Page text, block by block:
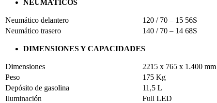
NEUMÁTICOS
Neumático delantero
120 / 70 – 15 56S
Neumático trasero
140 / 70 – 14 68S
DIMENSIONES Y CAPACIDADES
Dimensiones
2215 x 765 x 1.400 mm
Peso
175 Kg
Depósito de gasolina
11,5 L
Iluminación
Full LED